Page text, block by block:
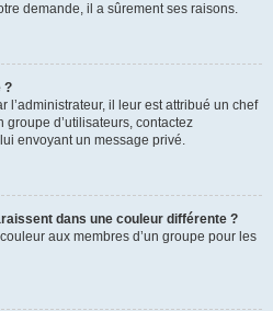
demande, il a sûrement ses raisons.
?
l’administrateur, il leur est attribué un chef
d’utilisateurs, contactez
envoyant un message privé.
dans une couleur différente ?
aux membres d’un groupe pour les